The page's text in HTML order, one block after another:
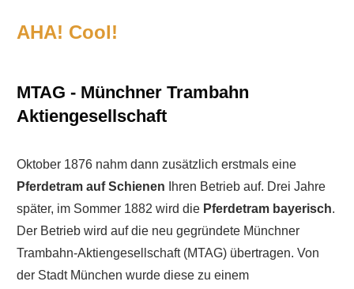
AHA! Cool!
MTAG - Münchner Trambahn
Aktiengesellschaft
Oktober 1876 nahm dann zusätzlich erstmals eine
Pferdetram auf Schienen Ihren Betrieb auf. Drei Jahre
später, im Sommer 1882 wird die Pferdetram bayerisch.
Der Betrieb wird auf die neu gegründete Münchner
Trambahn-Aktiengesellschaft (MTAG) übertragen. Von
der Stadt München wurde diese zu einem